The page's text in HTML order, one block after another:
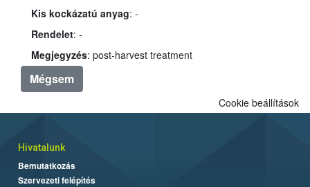
Kis kockázatú anyag: -
Rendelet: -
Megjegyzés: post-harvest treatment
Mégsem
Cookie beállítások
Hivatalunk
Bemutatkozás
Szervezeti felépítés